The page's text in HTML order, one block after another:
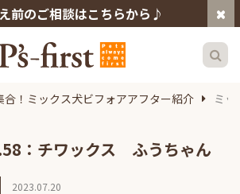
前のご相談はこちらから♪
合！ミックス犬ビフォアアフター紹介 ミ
：チワックス ふうちゃん
2023.07.20